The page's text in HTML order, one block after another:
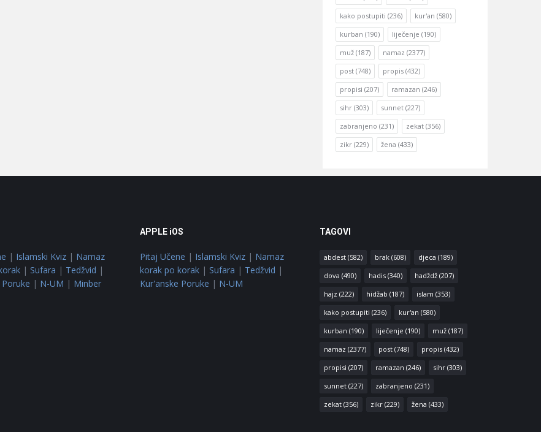
kako postupiti (236) kur'an (580)
kurban (190) liječenje (190)
muž (187) namaz (2377)
post (748) propis (432)
propisi (207) ramazan (246)
sihr (303) sunnet (227)
zabranjeno (231) zekat (356)
zikr (229) žena (433)
| Islamski Kviz| Namaz
| Sufara | Tedžvid |
| N-UM | Minber
APPLE iOS
Pitaj Učene | Islamski Kviz | Namaz
korak po korak | Sufara | Tedžvid |
Kur'anske Poruke | N-UM
TAGOVI
abdest(582) brak(608) djeca (189)
dova (490) hadis(340) hadždž(207)
hajz (222) hidžab (187) islam (353)
kako postupiti (236) kur'an (580)
kurban (190) liječenje (190) muž(187)
namaz (2377) post(748) propis(432)
propisi (207) ramazan (246) sihr(303)
sunnet(227) zabranjeno (231)
zekat(356) zikr(229) žena (433)